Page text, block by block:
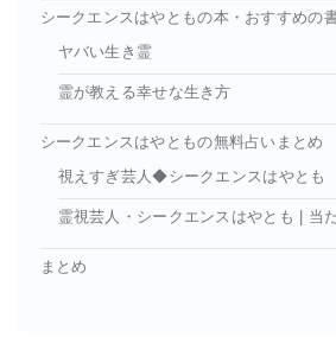
シークエンスはやともの本・おすすめの
ヤバい生き霊
霊が教える幸せな生き方
シークエンスはやともの無料占いまとめ
視えすぎ芸人◆シークエンスはやとも
霊視芸人・シークエンスはやとも | 当
まとめ